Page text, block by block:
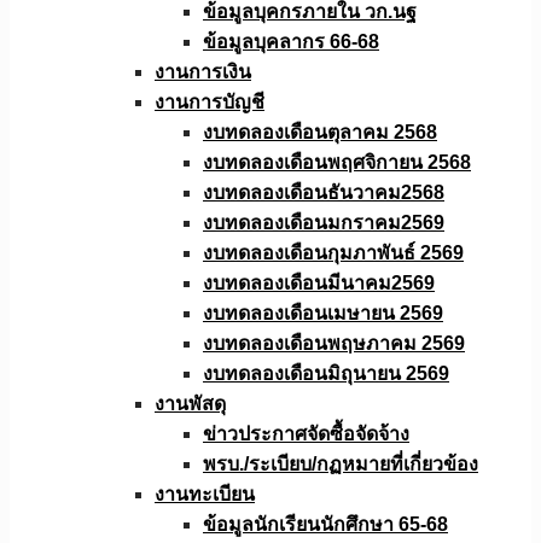
ข้อมูลบุคกรภายใน วก.นฐ
ข้อมูลบุคลากร 66-68
งานการเงิน
งานการบัญชี
งบทดลองเดือนตุลาคม 2568
งบทดลองเดือนพฤศจิกายน 2568
งบทดลองเดือนธันวาคม2568
งบทดลองเดือนมกราคม2569
งบทดลองเดือนกุมภาพันธ์ 2569
งบทดลองเดือนมีนาคม2569
งบทดลองเดือนเมษายน 2569
งบทดลองเดือนพฤษภาคม 2569
งบทดลองเดือนมิถุนายน 2569
งานพัสดุ
ข่าวประกาศจัดซื้อจัดจ้าง
พรบ./ระเบียบ/กฏหมายที่เกี่ยวข้อง
งานทะเบียน
ข้อมูลนักเรียนนักศึกษา 65-68